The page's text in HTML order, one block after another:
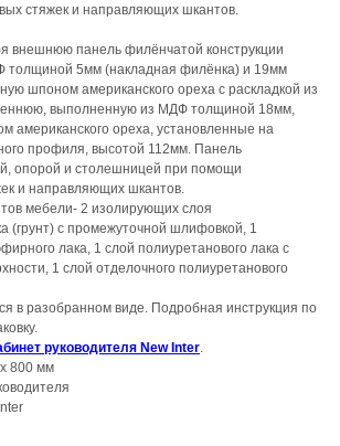
стяжек и направляющих шкантов.
внешнюю панель филёнчатой конструкции
толщиной 5мм (накладная филёнка) и 19мм
шпоном американского ореха с раскладкой из
выполненную из МДФ толщиной 18мм,
американского ореха, установленные на
профиля, высотой 112мм. Панель
опорой и столешницей при помощи
и направляющих шкантов.
мебели- 2 изолирующих слоя
(грунт) с промежуточной шлифовкой, 1
лака, 1 слой полиуретанового лака с
1 слой отделочного полиуретанового
в разобранном виде. Подробная инструкция по
руководителя New Inter.
800 мм